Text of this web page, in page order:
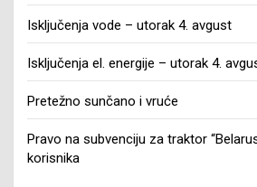
Isključenja vode – utorak 4. avgust
Isključenja el. energije – utorak 4.
Pretežno sunčano i vruće
Pravo na subvenciju za traktor
korisnika